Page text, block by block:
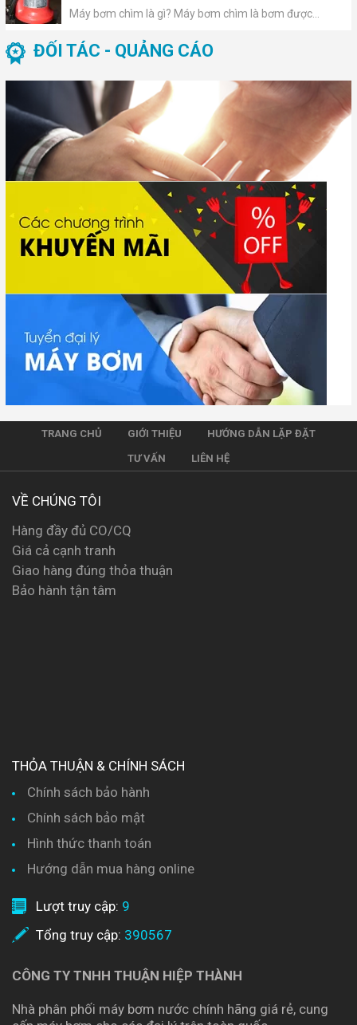
Máy bơm chìm là gì? Máy bơm chìm là bơm được...
ĐỐI TÁC - QUẢNG CÁO
TRANG CHỦ GIỚI THIỆU HƯỚNG DẪN LẶP ĐẶT
TƯ VẤN LIÊN HỆ
VỀ CHÚNG TÔI
Hàng đầy đủ CO/CQ
Giá cả cạnh tranh
Giao hàng đúng thỏa thuận
Bảo hành tận tâm
THỎA THUẬN & CHÍNH SÁCH
Chính sách bảo hành
Chính sách bảo mật
Hình thức thanh toán
Hướng dẫn mua hàng online
Lượt truy cập: 9
Tổng truy cập: 390567
CÔNG TY TNHH THUẬN HIỆP THÀNH
Nhà phân phối máy bơm nước chính hãng giá rẻ, cung